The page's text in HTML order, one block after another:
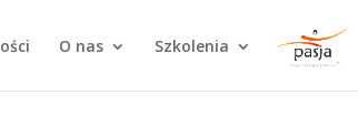
O nas Szkolenia